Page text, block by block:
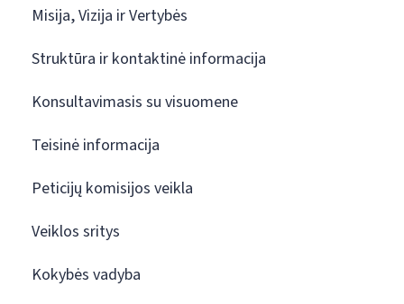
Misija, Vizija ir Vertybės
Struktūra ir kontaktinė informacija
Konsultavimasis su visuomene
Teisinė informacija
Peticijų komisijos veikla
Veiklos sritys
Kokybės vadyba